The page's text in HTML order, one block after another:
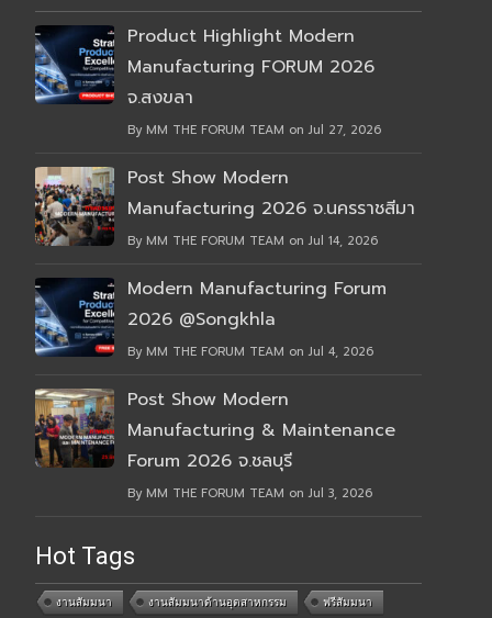
Product Highlight Modern
Manufacturing FORUM 2026
จ.สงขลา
By MM THE FORUM TEAM on Jul 27, 2026
Post Show Modern
Manufacturing 2026 จ.นครราชสีมา
By MM THE FORUM TEAM on Jul 14, 2026
Modern Manufacturing Forum
2026 @Songkhla
By MM THE FORUM TEAM on Jul 4, 2026
Post Show Modern
Manufacturing & Maintenance
Forum 2026 จ.ชลบุรี
By MM THE FORUM TEAM on Jul 3, 2026
Hot Tags
งานสัมมนา งานสัมมนาด้านอุตสาหกรรม ฟรีสัมมนา